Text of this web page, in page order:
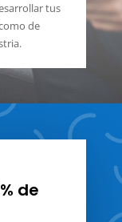
tus
de
de